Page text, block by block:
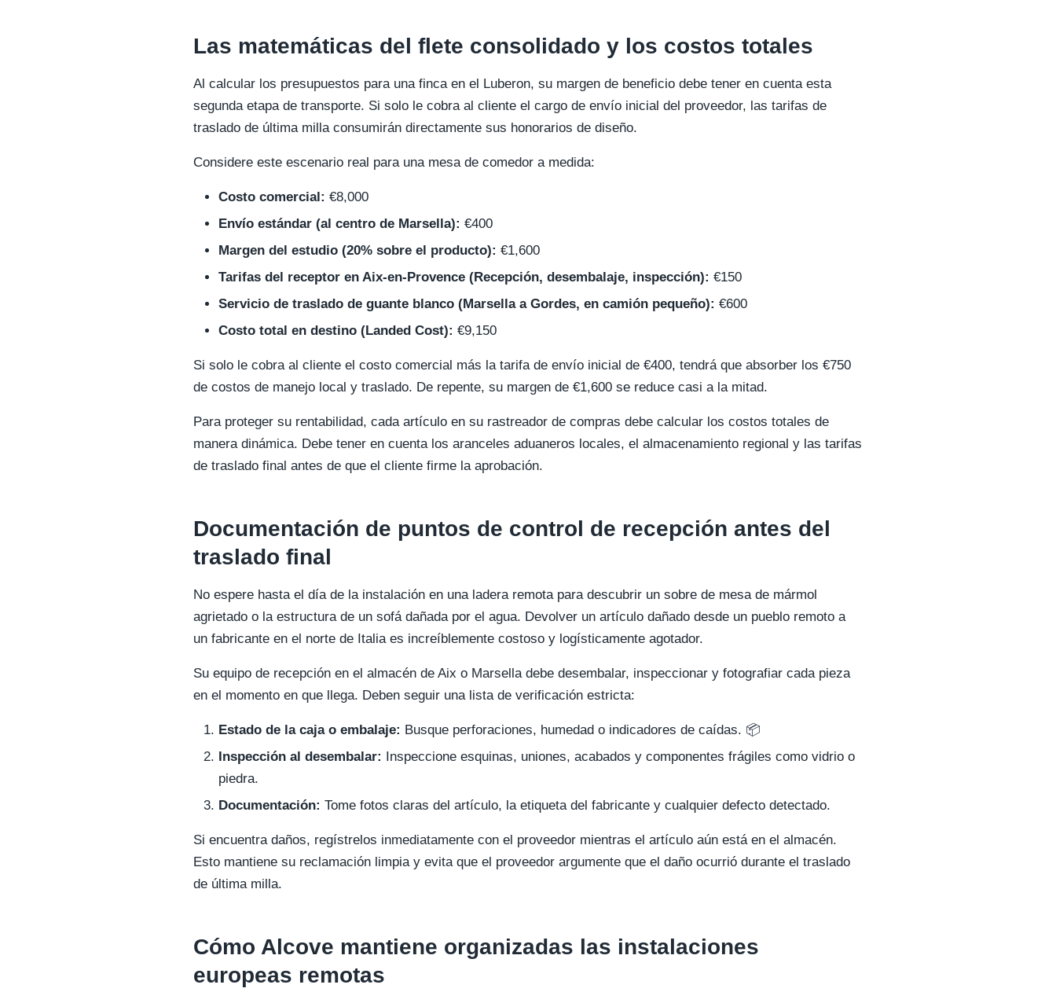
Las matemáticas del flete consolidado y los costos totales
Al calcular los presupuestos para una finca en el Luberon, su margen de beneficio debe tener en cuenta esta
segunda etapa de transporte. Si solo le cobra al cliente el cargo de envío inicial del proveedor, las tarifas de
traslado de última milla consumirán directamente sus honorarios de diseño.
Considere este escenario real para una mesa de comedor a medida:
Costo comercial: €8,000
Envío estándar (al centro de Marsella): €400
Margen del estudio (20% sobre el producto): €1,600
Tarifas del receptor en Aix-en-Provence (Recepción, desembalaje, inspección): €150
Servicio de traslado de guante blanco (Marsella a Gordes, en camión pequeño): €600
Costo total en destino (Landed Cost): €9,150
Si solo le cobra al cliente el costo comercial más la tarifa de envío inicial de €400, tendrá que absorber los €750
de costos de manejo local y traslado. De repente, su margen de €1,600 se reduce casi a la mitad.
Para proteger su rentabilidad, cada artículo en su rastreador de compras debe calcular los costos totales de
manera dinámica. Debe tener en cuenta los aranceles aduaneros locales, el almacenamiento regional y las tarifas
de traslado final antes de que el cliente firme la aprobación.
Documentación de puntos de control de recepción antes del
traslado final
No espere hasta el día de la instalación en una ladera remota para descubrir un sobre de mesa de mármol
agrietado o la estructura de un sofá dañada por el agua. Devolver un artículo dañado desde un pueblo remoto a
un fabricante en el norte de Italia es increíblemente costoso y logísticamente agotador.
Su equipo de recepción en el almacén de Aix o Marsella debe desembalar, inspeccionar y fotografiar cada pieza
en el momento en que llega. Deben seguir una lista de verificación estricta:
Estado de la caja o embalaje: Busque perforaciones, humedad o indicadores de caídas. 📦
Inspección al desembalar: Inspeccione esquinas, uniones, acabados y componentes frágiles como vidrio o
piedra.
Documentación: Tome fotos claras del artículo, la etiqueta del fabricante y cualquier defecto detectado.
Si encuentra daños, regístrelos inmediatamente con el proveedor mientras el artículo aún está en el almacén.
Esto mantiene su reclamación limpia y evita que el proveedor argumente que el daño ocurrió durante el traslado
de última milla.
Cómo Alcove mantiene organizadas las instalaciones
europeas remotas